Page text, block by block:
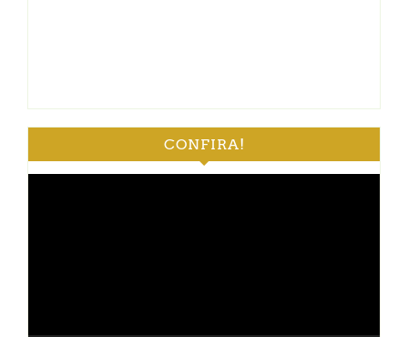
CONFIRA!